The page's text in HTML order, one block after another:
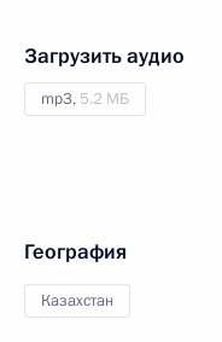
Загрузить аудио
mp3, 5.2 МБ
География
Казахстан